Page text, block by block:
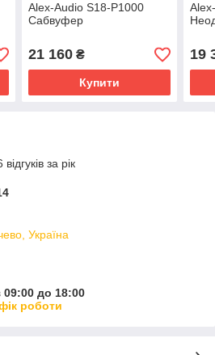
Alex-Audio S18-P1000
Сабвуфер
21 160₴
Купити
19
за рік
Україна
09:00 до 18:00
роботи